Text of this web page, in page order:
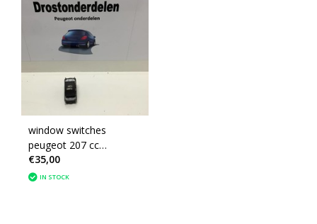
window switches
peugeot 207 cc
(6554ZP)
€35,00
IN STOCK